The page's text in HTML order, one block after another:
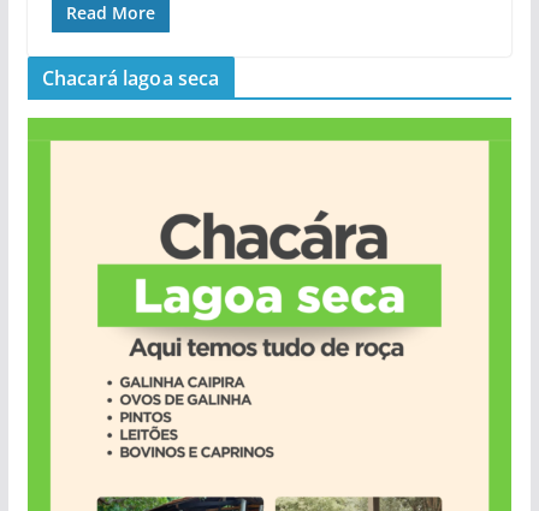
Read More
Chacará lagoa seca